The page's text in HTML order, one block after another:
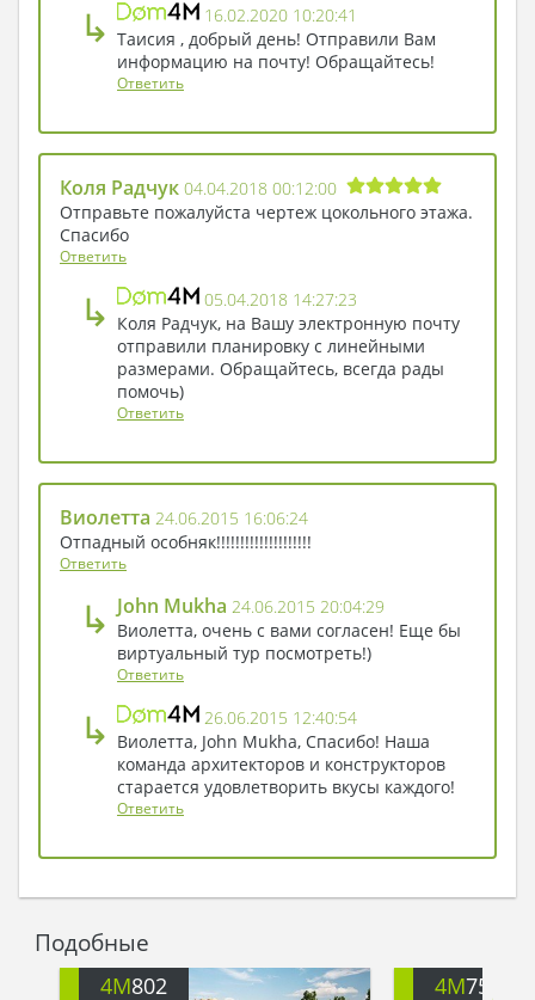
↳
16.02.2020 10:20:41
Таисия , добрый день! Отправили Вам
информацию на почту! Обращайтесь!
Ответить
Коля Радчук 04.04.2018 00:12:00
Отправьте пожалуйста чертеж цокольного этажа.
Спасибо
Ответить
↳
05.04.2018 14:27:23
Коля Радчук, на Вашу электронную почту
отправили планировку с линейными
размерами. Обращайтесь, всегда рады
помочь)
Ответить
Виолетта 24.06.2015 16:06:24
Отпадный особняк!!!!!!!!!!!!!!!!!!!!
Ответить
↳ John Mukha 24.06.2015 20:04:29
Виолетта, очень с вами согласен! Еще бы
виртуальный тур посмотреть!)
Ответить
↳
26.06.2015 12:40:54
Виолетта, John Mukha, Спасибо! Наша
команда архитекторов и конструкторов
старается удовлетворить вкусы каждого!
Ответить
Подобные
4M802 4M758